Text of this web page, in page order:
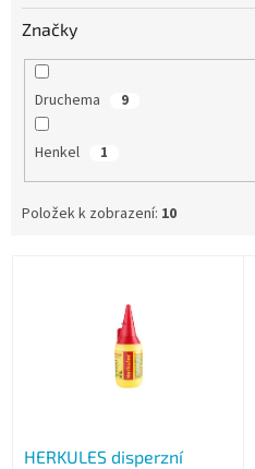
Značky
Druchema 9
Henkel 1
Položek k zobrazení: 10
HERKULES disperzní